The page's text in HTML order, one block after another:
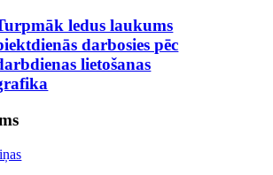
ledus laukums
darbosies pēc
lietošanas